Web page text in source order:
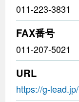
011-223-3831
FAX番号
011-207-5021
URL
https://g-lead.jp/